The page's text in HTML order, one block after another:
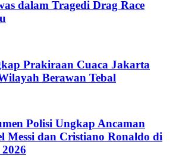
dalam Tragedi Drag Race
Prakiraan Cuaca Jakarta
Berawan Tebal
Polisi Ungkap Ancaman
Messi dan Cristiano Ronaldo di